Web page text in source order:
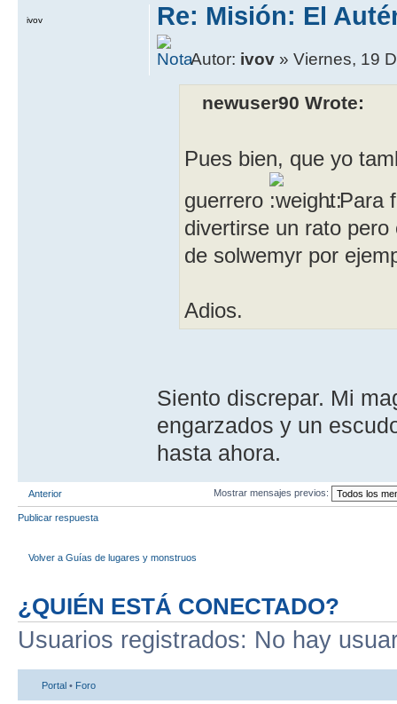
Re: Misión: El
Autor: ivov » Viernes, 19
newuser90 Wrote:
Pues bien, que yo
guerrero
. Para
divertirse un rato
de solwemyr por
Adios.
Siento discrepar. Mi
engarzados y un
hasta ahora.
ivov
Anterior Mostrar mensajes previos:
Publicar respuesta
Volver a Guí­as de lugares y monstruos
¿QUIÉN ESTÁ CONECTADO?
Usuarios registrados: No hay
Portal • Foro